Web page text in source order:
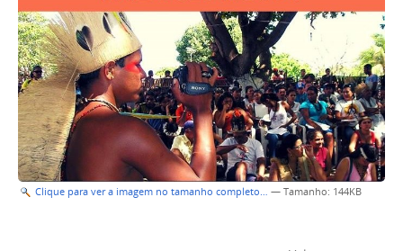
Clique para ver a imagem no tamanho completo… — Tamanho: 144KB